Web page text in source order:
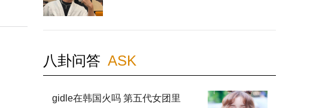
八卦问答 ASK
gidle在韩国火吗 第五代女团里